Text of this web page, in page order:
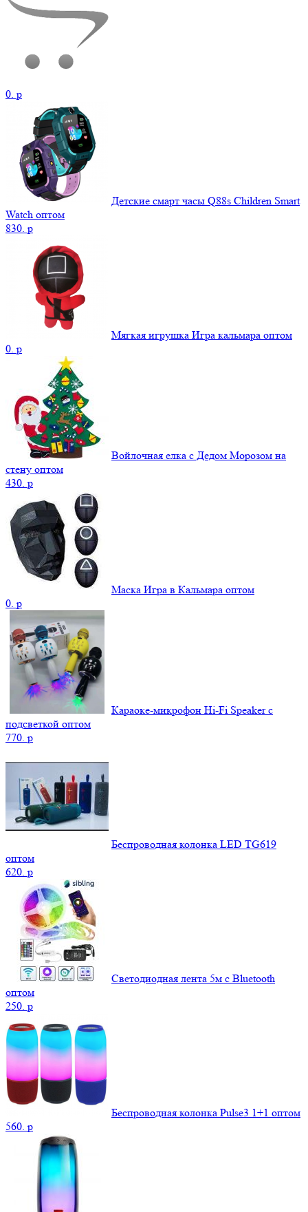
0. p
Детские смарт часы Q88s Children Smart
Watch оптом
830. p
Мягкая игрушка Игра кальмара оптом
0. p
Войлочная елка с Дедом Морозом на
стену оптом
430. p
Маска Игра в Кальмара оптом
0. p
Караоке-микрофон Hi-Fi Speaker с
подсветкой оптом
770. p
Беспроводная колонка LED TG619
оптом
620. p
Светодиодная лента 5м с Bluetooth
оптом
250. p
Беспроводная колонка Pulse3 1+1 оптом
560. p